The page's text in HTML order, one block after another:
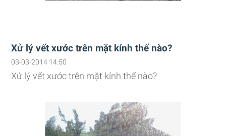
Xử lý vết xước trên mặt kính thế nào?
03-03-2014 14:50
Xử lý vết xước trên mặt kính thế nào?